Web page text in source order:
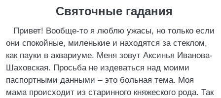
Святочные гадания
Привет! Вообще-то я люблю ужасы, но только если
они спокойные, миленькие и находятся за стеклом,
как пауки в аквариуме. Меня зовут Аксинья Иванова-
Шаховская. Просьба не издеваться над моими
паспортными данными – это больная тема. Моя
мама происходит из старинного княжеского рода. Так